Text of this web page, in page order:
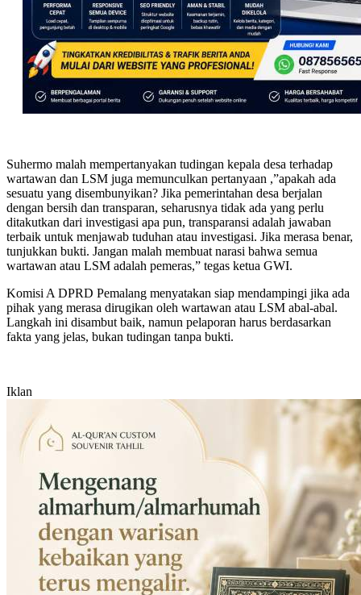
Suhermo malah mempertanyakan tudingan kepala desa terhadap
wartawan dan LSM juga memunculkan pertanyaan ,”apakah ada
sesuatu yang disembunyikan? Jika pemerintahan desa berjalan
dengan bersih dan transparan, seharusnya tidak ada yang perlu
ditakutkan dari investigasi apa pun, transparansi adalah jawaban
terbaik untuk menjawab tuduhan atau investigasi. Jika merasa benar,
tunjukkan bukti. Jangan malah membuat narasi bahwa semua
wartawan atau LSM adalah pemeras,” tegas ketua GWI.
Komisi A DPRD Pemalang menyatakan siap mendampingi jika ada
pihak yang merasa dirugikan oleh wartawan atau LSM abal-abal.
Langkah ini disambut baik, namun pelaporan harus berdasarkan
fakta yang jelas, bukan tudingan tanpa bukti.
Iklan